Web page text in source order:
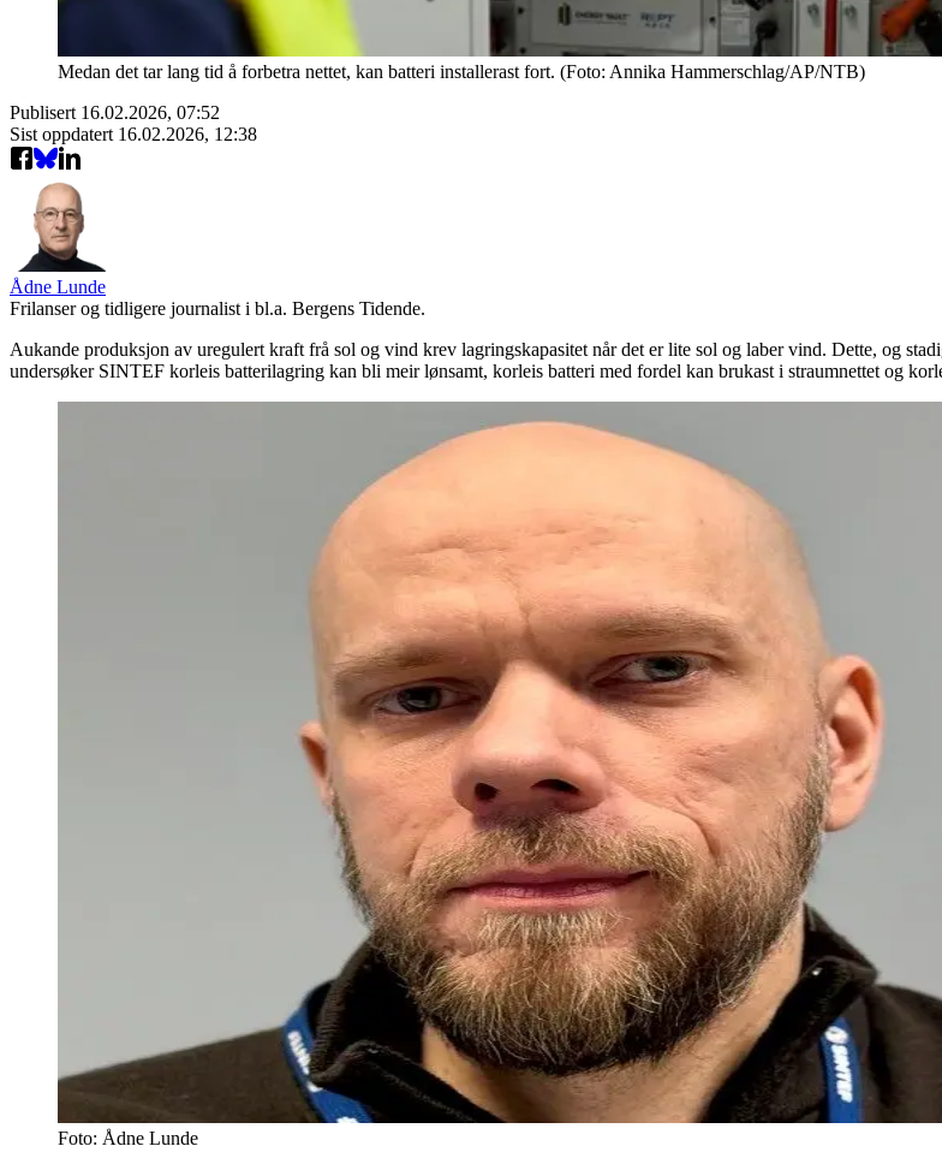
Medan det tar lang tid å forbetra nettet, kan batteri installerast fort. (Foto: Annika Hammerschlag/AP/NTB)
Publisert 16.02.2026, 07:52
Sist oppdatert 16.02.2026, 12:38
Ådne Lunde
Frilanser og tidligere journalist i bl.a. Bergens Tidende.
Aukande produksjon av uregulert kraft frå sol og vind krev lagringskapasitet når det er lite sol og laber vind. Dette, og
undersøker SINTEF korleis batterilagring kan bli meir lønsamt, korleis batteri med fordel kan brukast i straumnettet og
Foto: Ådne Lunde